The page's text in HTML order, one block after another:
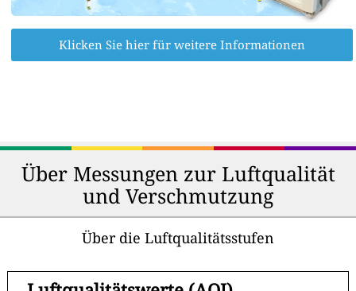
Klicken Sie hier für weitere Informationen
Über Messungen zur Luftqualität
und Verschmutzung
Über die Luftqualitätsstufen